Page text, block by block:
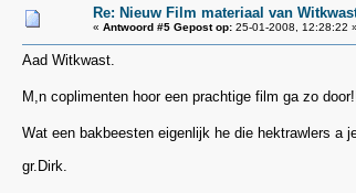
Re: Nieuw Film materiaal van
« Antwoord #5 Gepost op:25-01-2008, 12:28:22 »
Aad Witkwast.
M,n coplimenten hoor een prachtige film ga zo
Wat een bakbeesten eigenlijk he die hektrawlers a
gr.Dirk.